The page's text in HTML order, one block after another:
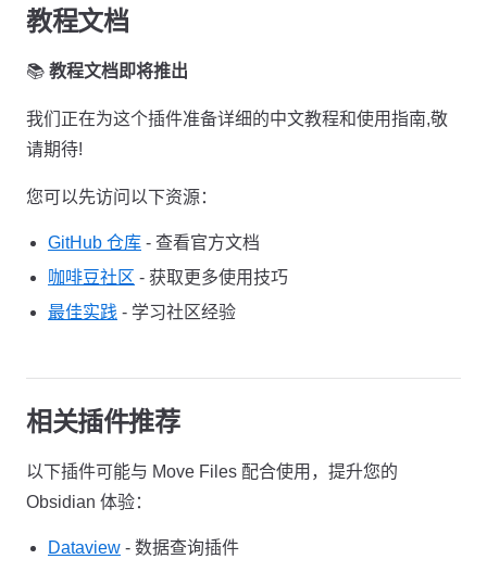
教程文档
📚 教程文档即将推出
我们正在为这个插件准备详细的中文教程和使用指南,敬
请期待!
您可以先访问以下资源：
GitHub 仓库 - 查看官方文档
咖啡豆社区 - 获取更多使用技巧
最佳实践 - 学习社区经验
相关插件推荐
以下插件可能与 Move Files 配合使用，提升您的
Obsidian 体验：
Dataview - 数据查询插件